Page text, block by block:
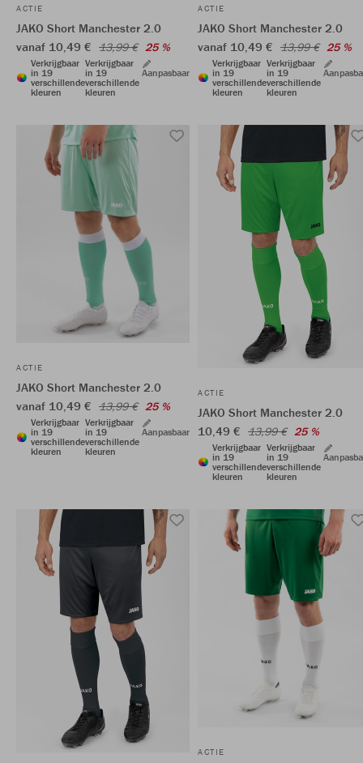
ACTIE
JAKO Short Manchester 2.0
vanaf 10,49 € 13,99 € 25 %
Verkrijgbaar
in 19
verschillende
kleuren
Verkrijgbaar
in 19
verschillende
kleuren
Aanpasbaar
ACTIE
JAKO Short Manchester 2.0
vanaf 10,49 € 13,99 € 25 %
Verkrijgbaar
in 19
verschillende
kleuren
Verkrijgbaar
in 19
verschillende
kleuren
ACTIE
JAKO Short Manchester 2.0
vanaf 10,49 € 13,99 € 25 %
Verkrijgbaar
in 19
verschillende
kleuren
Verkrijgbaar
in 19
verschillende
kleuren
Aanpasbaar
ACTIE
JAKO Short Manchester 2.0
10,49 € 13,99 € 25 %
Verkrijgbaar
in 19
verschillende
kleuren
Verkrijgbaar
in 19
verschillende
kleuren
ACTIE